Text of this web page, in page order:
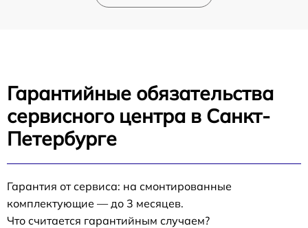
Гарантийные обязательства
сервисного центра в Санкт-
Петербурге
Гарантия от сервиса: на смонтированные
комплектующие — до 3 месяцев.
Что считается гарантийным случаем?